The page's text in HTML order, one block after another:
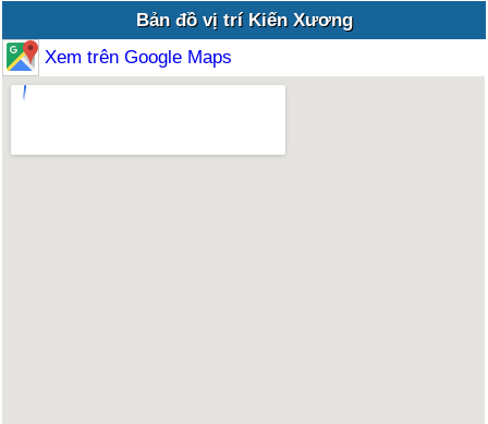
Bản đồ vị trí Kiến Xương
Xem trên Google Maps